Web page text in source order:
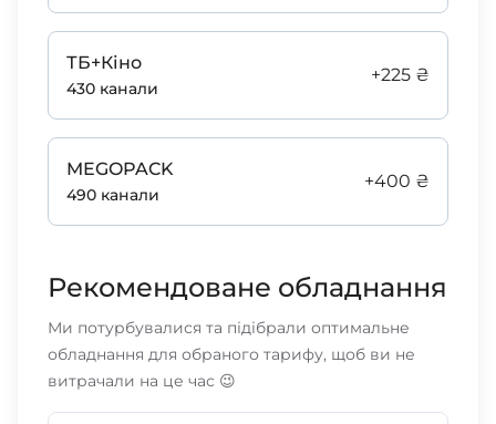
ТБ+Кіно
430 канали
+225 ₴
MEGOPACK
490 канали
+400 ₴
Рекомендоване обладнання
Ми потурбувалися та підібрали оптимальне
обладнання для обраного тарифу, щоб ви не
витрачали на це час 😉